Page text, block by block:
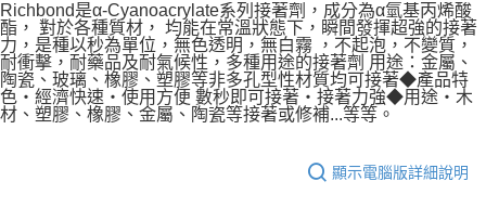
Richbond是α-Cyanoacrylate系列接著劑，成分為α氫基丙烯酸
酯， 對於各種質材， 均能在常溫狀態下，瞬間發揮超強的接著
力，是種以秒為單位，無色透明，無白霧 ，不起泡，不變質，
耐衝擊，耐藥品及耐氣候性，多種用途的接著劑 用途：金屬、
陶瓷、玻璃、橡膠、塑膠等非多孔型性材質均可接著◆產品特
色‧經濟快速‧使用方便 數秒即可接著‧接著力強◆用途‧木
材、塑膠、橡膠、金屬、陶瓷等接著或修補...等等。
顯示電腦版詳細說明